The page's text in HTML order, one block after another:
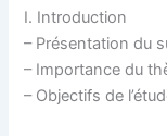
I. Introduction
– Présentation du
– Importance du
– Objectifs de